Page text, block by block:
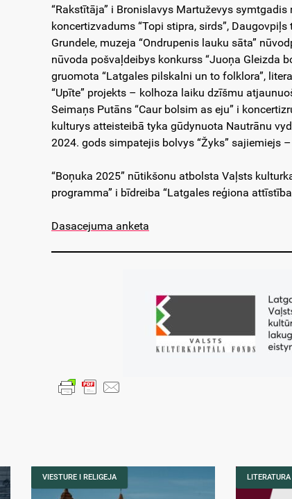
“Rakstītāja” i Bronislavys Martuževys
koncertizvadums “Topi stipra, sirds”,
Grundele, muzeja “Ondrupenis lauku sāta”
nūvoda pošvaļdeibys konkurss “Juoņa Gleizda
gruomota “Latgales pilskalni un to folklora”,
“Upīte” projekts – kolhoza laiku dzīšmu
Seimaņs Putāns “Caur bolsim as eju” i
kulturys atteisteibā tyka gūdynuota Nautrānu
2024. gods simpatejis bolvys “Žyks” sajiemiejs
“Boņuka 2025” nūtikšonu atbolsta Vaļsts
programma” i bīdreiba “Latgales reģiona
Dasacejuma anketa
VIESTURE I RELIGEJA LITERATURA